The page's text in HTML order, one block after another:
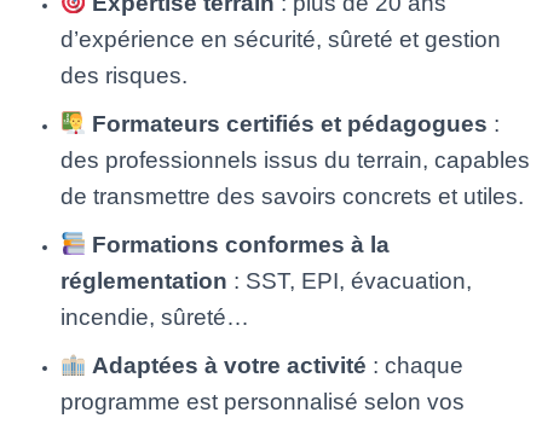
d’expérience en sécurité, sûreté et gestion
des risques.
Formateurs certifiés et pédagogues :
des professionnels issus du terrain, capables
de transmettre des savoirs concrets et utiles.
Formations conformes à la
réglementation : SST, EPI, évacuation,
incendie, sûreté…
Adaptées à votre activité : chaque
programme est personnalisé selon vos